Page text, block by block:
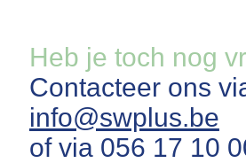
Heb je toch nog
Contacteer ons
info@swplus.be
of via 056 17 10